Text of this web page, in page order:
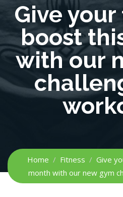
Give
boost
with our
Home Fitness
Give
month with our new gym